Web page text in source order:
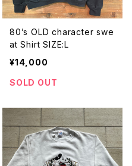
80’s OLD character swe
at Shirt SIZE:L
¥14,000
SOLD OUT